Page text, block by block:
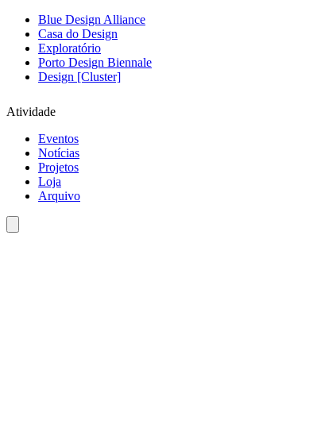
Blue Design Alliance
Casa do Design
Exploratório
Porto Design Biennale
Design [Cluster]
Atividade
Eventos
Notícias
Projetos
Loja
Arquivo